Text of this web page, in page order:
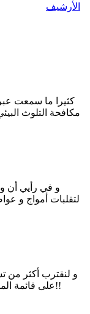
الأرشيف
كثيرا ما سمعت
مكافحة التلوث
و في رأيي أن
لتقلبات أمواج و
و لنقترب أكثر من
على قائمة المفردات المبعثرة التالية:(إلحاد_تطرف_غلو_اغتصاب_جريمة_فساد_انحلال_سرقة_قتل_انتحار_شذوذ_تعصب_تدنيس_اعتداء_ظلم_تهميش_تفقير_تجهيل،..و القائمة تطول و التغطية مستمرة)!!